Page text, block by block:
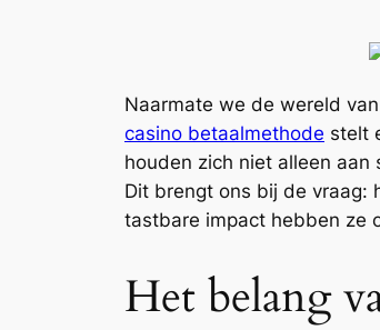
Naarmate we de wereld
casino betaalmethode stelt
houden zich niet alleen
Dit brengt ons bij de vraag:
tastbare impact hebben ze
Het belang